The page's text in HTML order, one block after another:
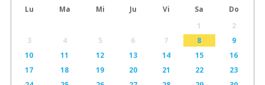
Lu Ma Mi Ju Vi Sa
Do
1
2
3
4 5 6 7 8
9
10
11 12 13 14 15
16
17
18 19 20 21 22
23